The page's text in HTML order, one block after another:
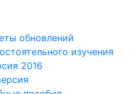
обновлений
изучения
2016